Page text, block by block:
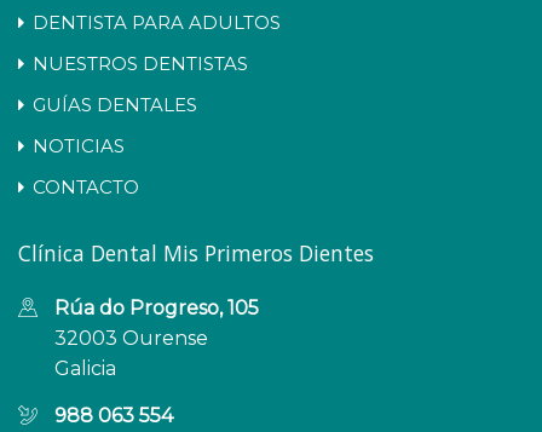
DENTISTA PARA ADULTOS
NUESTROS DENTISTAS
GUÍAS DENTALES
NOTICIAS
CONTACTO
Clínica Dental Mis Primeros Dientes
Rúa do Progreso, 105
32003 Ourense
Galicia
988 063 554